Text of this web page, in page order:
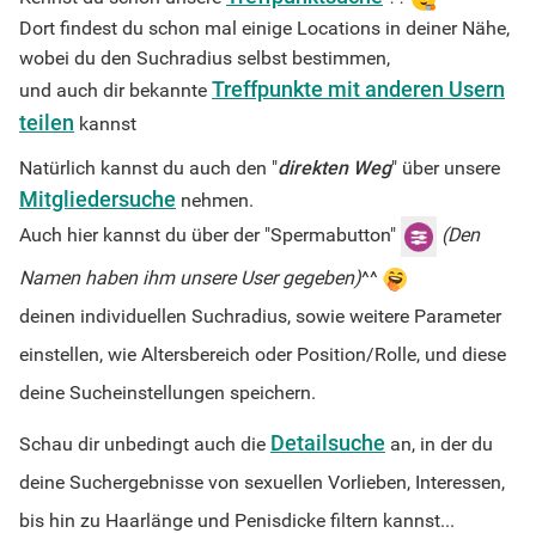
Dort findest du schon mal einige Locations in deiner Nähe,
wobei du den Suchradius selbst bestimmen,
und auch dir bekannte Treffpunkte mit anderen Usern
teilen kannst
Natürlich kannst du auch den "direkten Weg" über unsere
Mitgliedersuche nehmen.
Auch hier kannst du über der "Spermabutton"
(Den
Namen haben ihm unsere User gegeben)^^
deinen individuellen Suchradius, sowie weitere Parameter
einstellen, wie Altersbereich oder Position/Rolle, und diese
deine Sucheinstellungen speichern.
Schau dir unbedingt auch die Detailsuche an, in der du
deine Suchergebnisse von sexuellen Vorlieben, Interessen,
bis hin zu Haarlänge und Penisdicke filtern kannst...